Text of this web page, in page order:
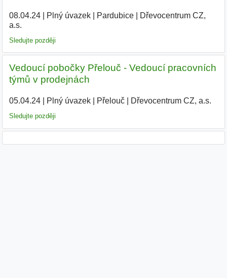
08.04.24| Plný úvazek| Pardubice|
Dřevocentrum CZ,
a.s.
Sledujte později
Vedoucí pobočky Přelouč - Vedoucí pracovních
týmů v prodejnách
05.04.24| Plný úvazek| Přelouč| Dřevocentrum CZ, a.s.
Sledujte později